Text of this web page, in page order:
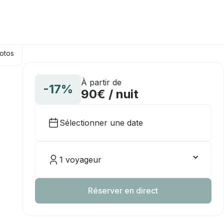
-17% À partir de
90€ / nuit
Sélectionner une date
1 voyageur
Réserver en direct